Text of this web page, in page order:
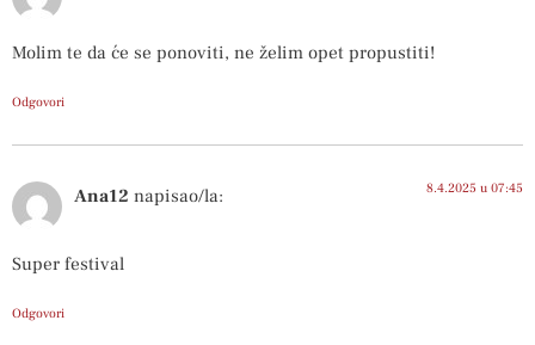
Molim te da će se ponoviti, ne želim opet propustiti!
Odgovori
Ana12 napisao/la: 8.4.2025 u 07:45
Super festival
Odgovori